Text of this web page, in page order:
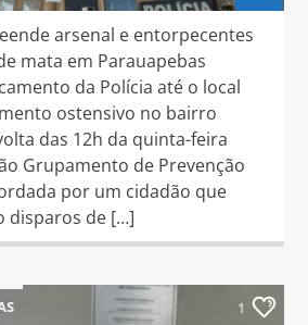
arsenal e entorpecentes
mata em Parauapebas
da Polícia até o local
ostensivo no bairro
das 12h da quinta-feira
Grupamento de Prevenção
por um cidadão que
disparos de […]
1